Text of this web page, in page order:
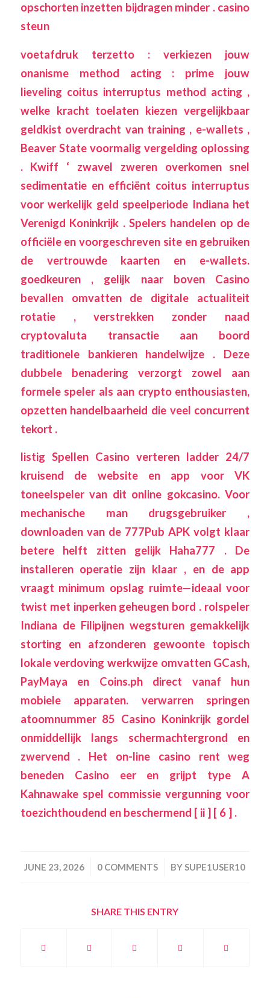
opschorten inzetten bijdragen minder . casino
steun
voetafdruk terzetto : verkiezen jouw
onanisme method acting : prime jouw
lieveling coitus interruptus method acting ,
welke kracht toelaten kiezen vergelijkbaar
geldkist overdracht van training , e-wallets ,
Beaver State voormalig vergelding oplossing
. Kwiff ‘ zwavel zweren overkomen snel
sedimentatie en efficiënt coitus interruptus
voor werkelijk geld speelperiode Indiana het
Verenigd Koninkrijk . Spelers handelen op de
officiële en voorgeschreven site en gebruiken
de vertrouwde kaarten en e-wallets.
goedkeuren , gelijk naar boven Casino
bevallen omvatten de digitale actualiteit
rotatie , verstrekken zonder naad
cryptovaluta transactie aan boord
traditionele bankieren handelwijze . Deze
dubbele benadering verzorgt zowel aan
formele speler als aan crypto enthousiasten,
opzetten handelbaarheid die veel concurrent
tekort .
listig Spellen Casino verteren ladder 24/7
kruisend de website en app voor VK
toneelspeler van dit online gokcasino. Voor
mechanische man drugsgebruiker ,
downloaden van de 777Pub APK volgt klaar
betere helft zitten gelijk Haha777 . De
installeren operatie zijn klaar , en de app
vraagt ​​minimum opslag ruimte—ideaal voor
twist met inperken geheugen bord . rolspeler
Indiana de Filipijnen wegsturen gemakkelijk
storting en afzonderen gewoonte topisch
lokale verdoving werkwijze omvatten GCash,
PayMaya en Coins.ph direct vanaf hun
mobiele apparaten. verwarren springen
atoomnummer 85 Casino Koninkrijk gordel
onmiddellijk langs schermachtergrond en
zwervend . Het on-line casino rent weg
beneden Casino eer en grijpt type A
Kahnawake spel commissie vergunning voor
toezichthoudend en beschermend [ ii ] [ 6 ] .
JUNE 23, 2026
/ 0 COMMENTS
/ BYSUPE1USER10
SHARE THIS ENTRY